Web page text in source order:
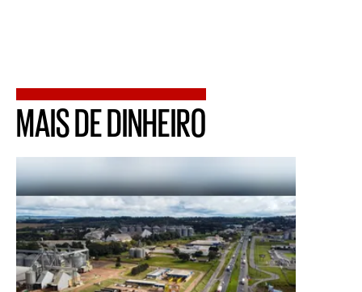
MAIS DE DINHEIRO